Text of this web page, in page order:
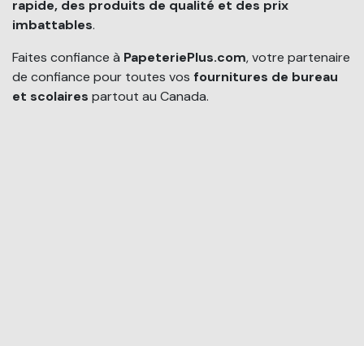
rapide, des produits de qualité et des prix
imbattables.
Faites confiance à PapeteriePlus.com, votre partenaire
de confiance pour toutes vos fournitures de bureau
et scolaires partout au Canada.